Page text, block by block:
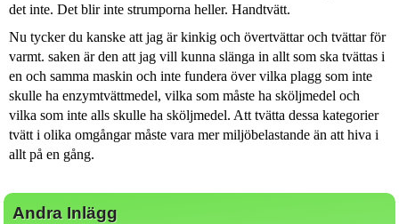
det inte. Det blir inte strumporna heller. Handtvätt.
Nu tycker du kanske att jag är kinkig och övertvättar och tvättar för
varmt. saken är den att jag vill kunna slänga in allt som ska tvättas i
en och samma maskin och inte fundera över vilka plagg som inte
skulle ha enzymtvättmedel, vilka som måste ha sköljmedel och
vilka som inte alls skulle ha sköljmedel. Att tvätta dessa kategorier
tvätt i olika omgångar måste vara mer miljöbelastande än att hiva i
allt på en gång.
Andra Inlägg